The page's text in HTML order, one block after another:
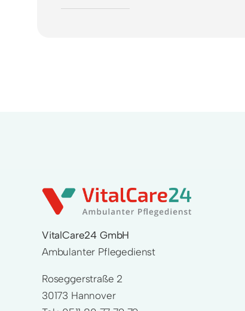
VitalCare24 GmbH
Ambulanter Pflegedienst
Roseggerstraße 2
30173 Hannover